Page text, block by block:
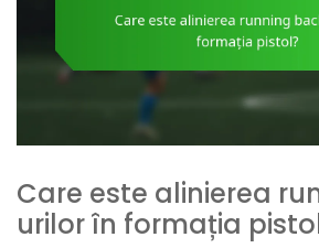
Care este alinierea
urilor în formația